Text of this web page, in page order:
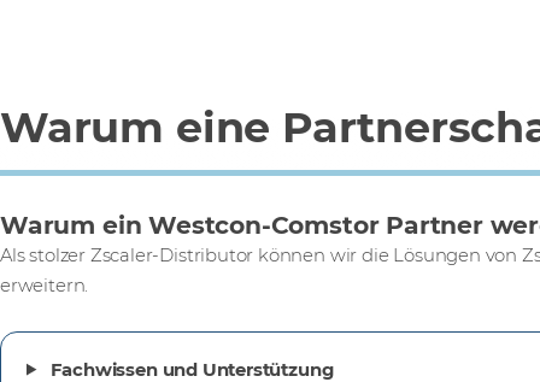
Warum eine
Warum ein Westcon-Comstor Partner
Als stolzer Zscaler-Distributor können wir die Lösungen von
erweitern.
Fachwissen und Unterstützung